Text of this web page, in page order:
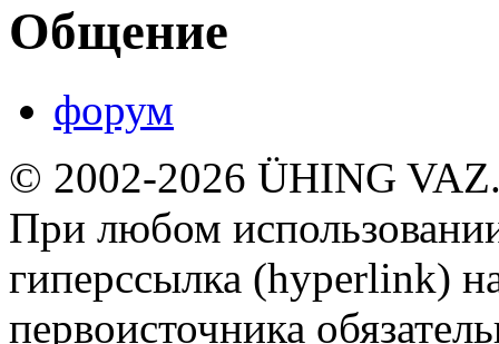
Общение
форум
© 2002-2026 ÜHING
При любом
гиперссылка (hyperlink)
первоисточника